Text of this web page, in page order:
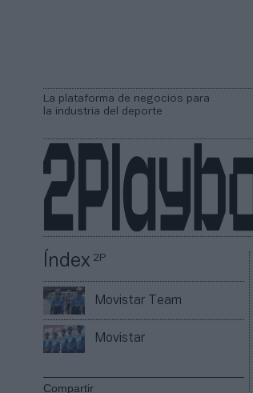
La plataforma de negocios para
la industria del deporte
Índex2P
Movistar Team
Movistar
Compartir